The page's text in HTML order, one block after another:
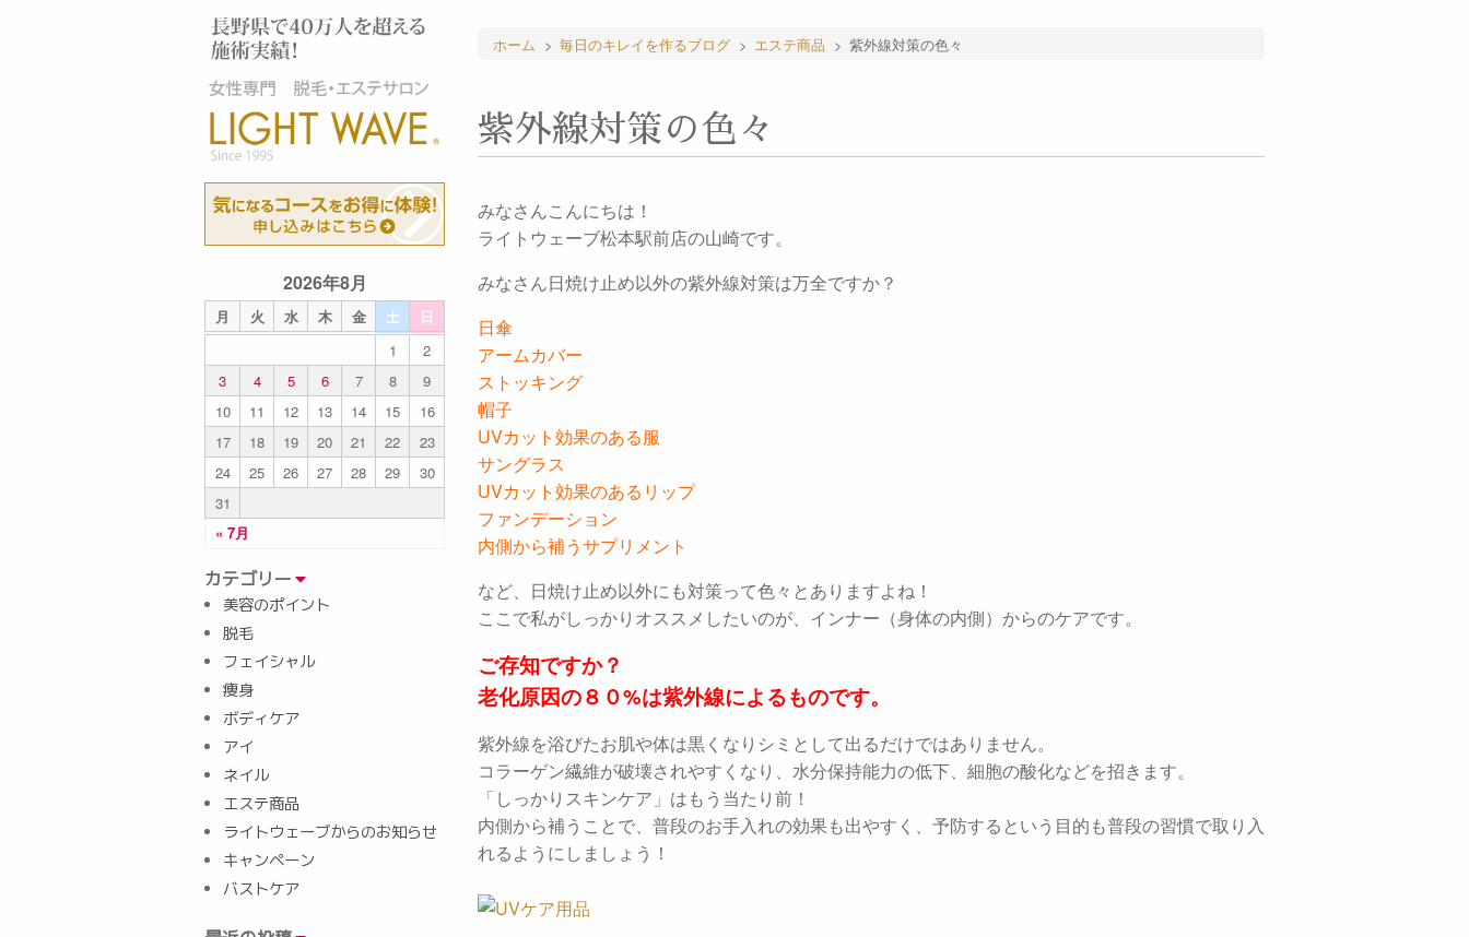
2026年8月
月 火 水 木 金 土 日
« 7月
1
2
3
4 5 6 7 8
9
10
11 12 13 14 15
16
17
18 19 20 21 22
23
24
25 26 27 28 29
30
31
カテゴリー
美容のポイント
脱毛
フェイシャル
痩身
ボディケア
アイ
ネイル
エステ商品
ライトウェーブからのお知らせ
キャンペーン
バストケア
ホーム > 毎日のキレイを作るブログ > エステ商品 > 紫外線対策の色々
紫外線対策の色々
みなさんこんにちは！
ライトウェーブ松本駅前店の山崎です。
みなさん日焼け止め以外の紫外線対策は万全ですか？
日傘
アームカバー
ストッキング
帽子
UVカット効果のある服
サングラス
UVカット効果のあるリップ
ファンデーション
内側から補うサプリメント
など、日焼け止め以外にも対策って色々とありますよね！
ここで私がしっかりオススメしたいのが、インナー（身体の内側）からのケアです。
ご存知ですか？
老化原因の８０%は紫外線によるものです。
紫外線を浴びたお肌や体は黒くなりシミとして出るだけではありません。
コラーゲン繊維が破壊されやすくなり、水分保持能力の低下、細胞の酸化などを招きます。
「しっかりスキンケア」はもう当たり前！
内側から補うことで、普段のお手入れの効果も出やすく、予防するという目的も普段の習慣で取り入
れるようにしましょう！